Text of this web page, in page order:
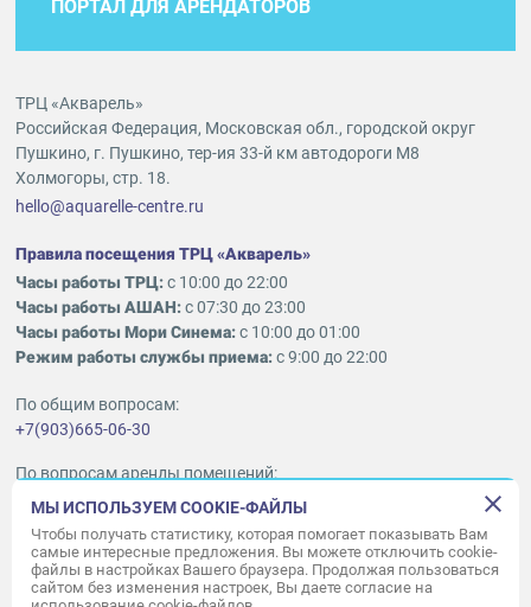
ПОРТАЛ ДЛЯ АРЕНДАТОРОВ
ТРЦ «Акварель»
Российская Федерация, Московская обл., городской округ
Пушкино, г. Пушкино, тер-ия 33-й км автодороги М8
Холмогоры, стр. 18.
hello@aquarelle-centre.ru
Правила посещения ТРЦ «Акварель»
Часы работы ТРЦ:с 10:00 до 22:00
Часы работы АШАН:с 07:30 до 23:00
Часы работы Мори Синема:с 10:00 до 01:00
Режим работы службы приема:с 9:00 до 22:00
По общим вопросам:
+7(903)665-06-30
По вопросам аренды помещений:
ukleykina@nhood.com
+7(903)665-98-78
© ООО «Акварель» 2010–2026.
МЫ ИСПОЛЬЗУЕМ COOKIE-ФАЙЛЫ
Чтобы получать статистику, которая помогает показывать Вам
самые интересные предложения. Вы можете отключить cookie-
файлы в настройках Вашего браузера. Продолжая пользоваться
сайтом без изменения настроек, Вы даете согласие на